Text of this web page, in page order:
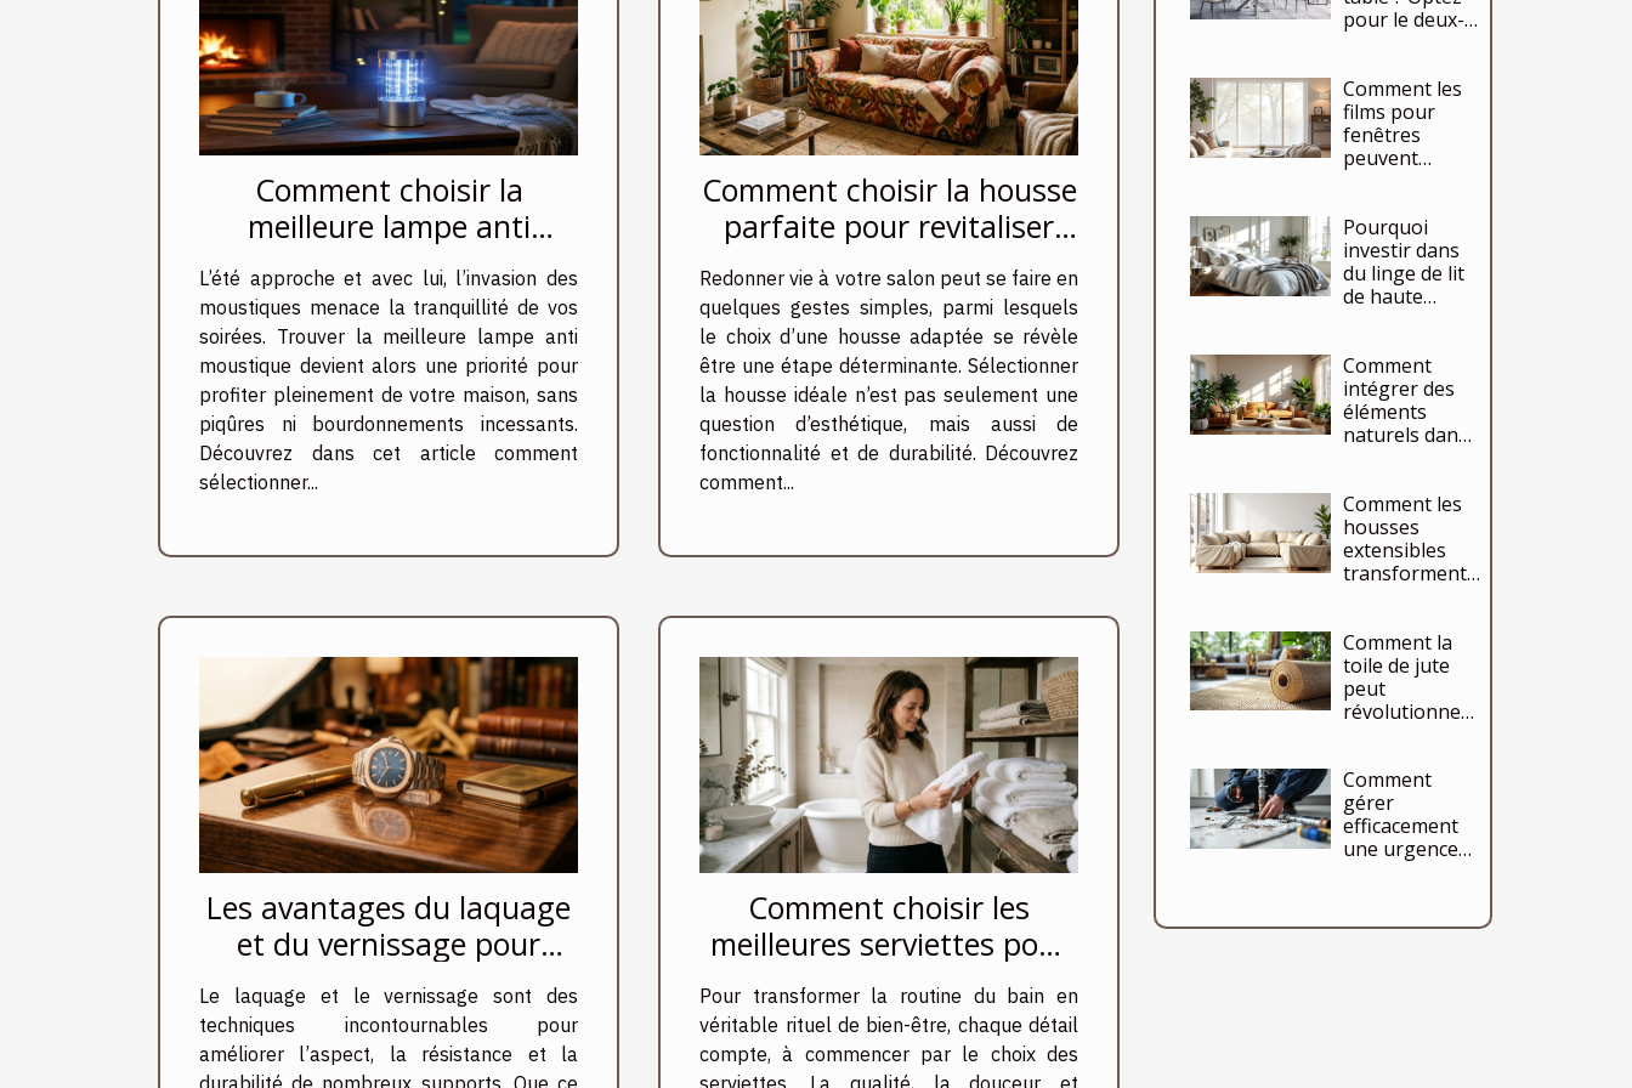
Comment choisir la
meilleure lampe anti
moustique pour votre
maison
L’été approche et avec lui, l’invasion des
moustiques menace la tranquillité de vos
soirées. Trouver la meilleure lampe anti
moustique devient alors une priorité pour
profiter pleinement de votre maison, sans
piqûres ni bourdonnements incessants.
Découvrez dans cet article comment
sélectionner...
Comment choisir la housse
parfaite pour revitaliser
votre salon ?
Redonner vie à votre salon peut se faire en
quelques gestes simples, parmi lesquels
le choix d’une housse adaptée se révèle
être une étape déterminante. Sélectionner
la housse idéale n’est pas seulement une
question d’esthétique, mais aussi de
fonctionnalité et de durabilité. Découvrez
comment...
Les avantages du laquage
et du vernissage pour
divers supports
Le laquage et le vernissage sont des
techniques incontournables pour
améliorer l’aspect, la résistance et la
durabilité de nombreux supports. Que ce
Comment choisir les
meilleures serviettes pour
une expérience de bain
luxueuse ?
Pour transformer la routine du bain en
véritable rituel de bien-être, chaque détail
compte, à commencer par le choix des
serviettes. La qualité, la douceur et
pour le deux-
Comment les
films pour
fenêtres
peuvent
de vie ?
Pourquoi
investir dans
du linge de lit
de haute
Comment
intégrer des
éléments
naturels dans
Comment les
housses
extensibles
transforment-
Comment la
toile de jute
peut
révolutionner
Comment
gérer
efficacement
une urgence